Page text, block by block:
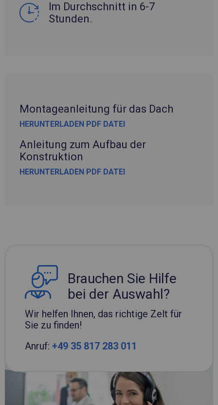
Im Durchschnitt in 6-7
Stunden.
Montageanleitung für das Dach
HERUNTERLADEN PDF DATEI
Anleitung zum Aufbau der
Konstruktion
HERUNTERLADEN PDF DATEI
Brauchen Sie Hilfe
bei der Auswahl?
Wir helfen Ihnen, das richtige Zelt für
Sie zu finden!
Anruf: +49 35 817 283 011